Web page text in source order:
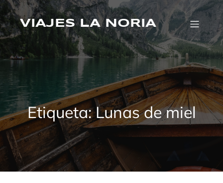
Saltar
contenidoVIAJES LA NORIA
Etiqueta:Lunas de miel